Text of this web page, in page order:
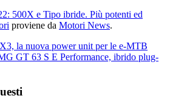
500X e Tipo ibride. Più potenti ed
proviene da Motori News.
la nuova power unit per le e-MTB
GT 63 S E Performance, ibrido plug-